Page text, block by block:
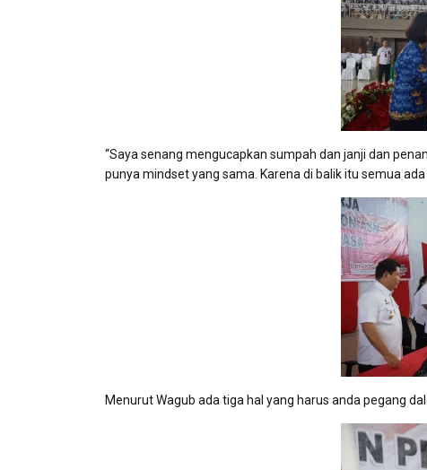
“Saya senang mengucapkan sumpah dan janji dan
punya mindset yang sama. Karena di balik itu semua
Menurut Wagub ada tiga hal yang harus anda pegang